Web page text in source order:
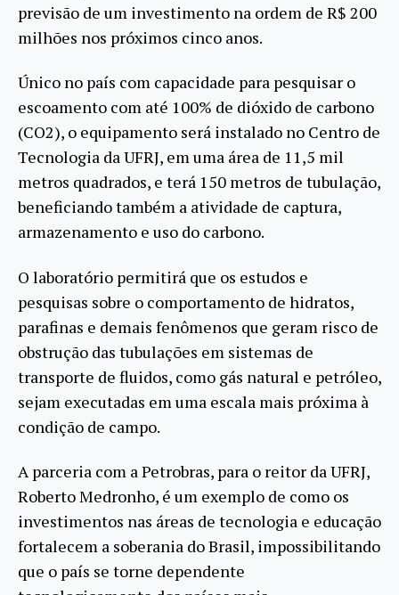
previsão de um investimento na ordem de R$ 200
milhões nos próximos cinco anos.
Único no país com capacidade para pesquisar o
escoamento com até 100% de dióxido de carbono
(CO2), o equipamento será instalado no Centro de
Tecnologia da UFRJ, em uma área de 11,5 mil
metros quadrados, e terá 150 metros de tubulação,
beneficiando também a atividade de captura,
armazenamento e uso do carbono.
O laboratório permitirá que os estudos e
pesquisas sobre o comportamento de hidratos,
parafinas e demais fenômenos que geram risco de
obstrução das tubulações em sistemas de
transporte de fluidos, como gás natural e petróleo,
sejam executadas em uma escala mais próxima à
condição de campo.
A parceria com a Petrobras, para o reitor da UFRJ,
Roberto Medronho, é um exemplo de como os
investimentos nas áreas de tecnologia e educação
fortalecem a soberania do Brasil, impossibilitando
que o país se torne dependente